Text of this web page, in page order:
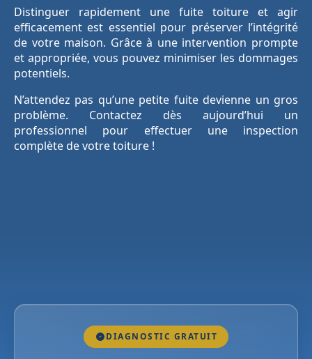
Distinguer rapidement une fuite toiture et agir
efficacement est essentiel pour préserver l’intégrité
de votre maison. Grâce à une intervention prompte
et appropriée, vous pouvez minimiser les dommages
potentiels.
N’attendez pas qu’une petite fuite devienne un gros
problème. Contactez dès aujourd’hui un
professionnel pour effectuer une inspection
complète de votre toiture !
DIAGNOSTIC GRATUIT